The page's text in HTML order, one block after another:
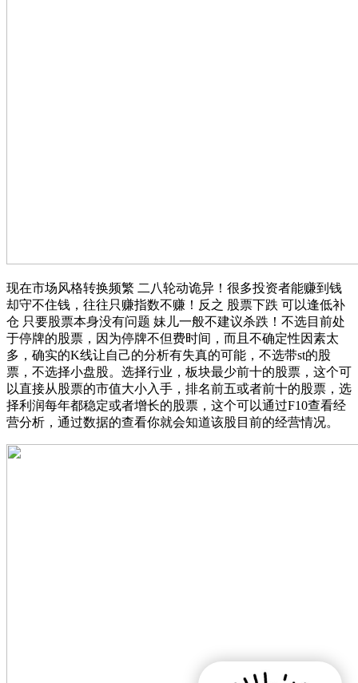
现在市场风格转换频繁 二八轮动诡异！很多投资者能赚到钱
却守不住钱，往往只赚指数不赚！反之 股票下跌 可以逢低补
仓 只要股票本身没有问题 妹儿一般不建议杀跌！不选目前处
于停牌的股票，因为停牌不但费时间，而且不确定性因素太
多，确实的K线让自己的分析有失真的可能，不选带st的股
票，不选择小盘股。选择行业，板块最少前十的股票，这个可
以直接从股票的市值大小入手，排名前五或者前十的股票，选
择利润每年都稳定或者增长的股票，这个可以通过F10查看经
营分析，通过数据的查看你就会知道该股目前的经营情况。